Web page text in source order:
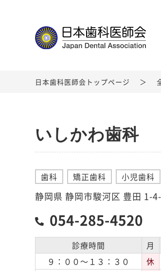
日本歯科医師会トップページ
いしかわ歯科
歯科 矯正歯科 小児歯科
静岡県 静岡市駿河区 豊田 1-
054-285-4520
診療時間 月
９：００～１３：３０
休